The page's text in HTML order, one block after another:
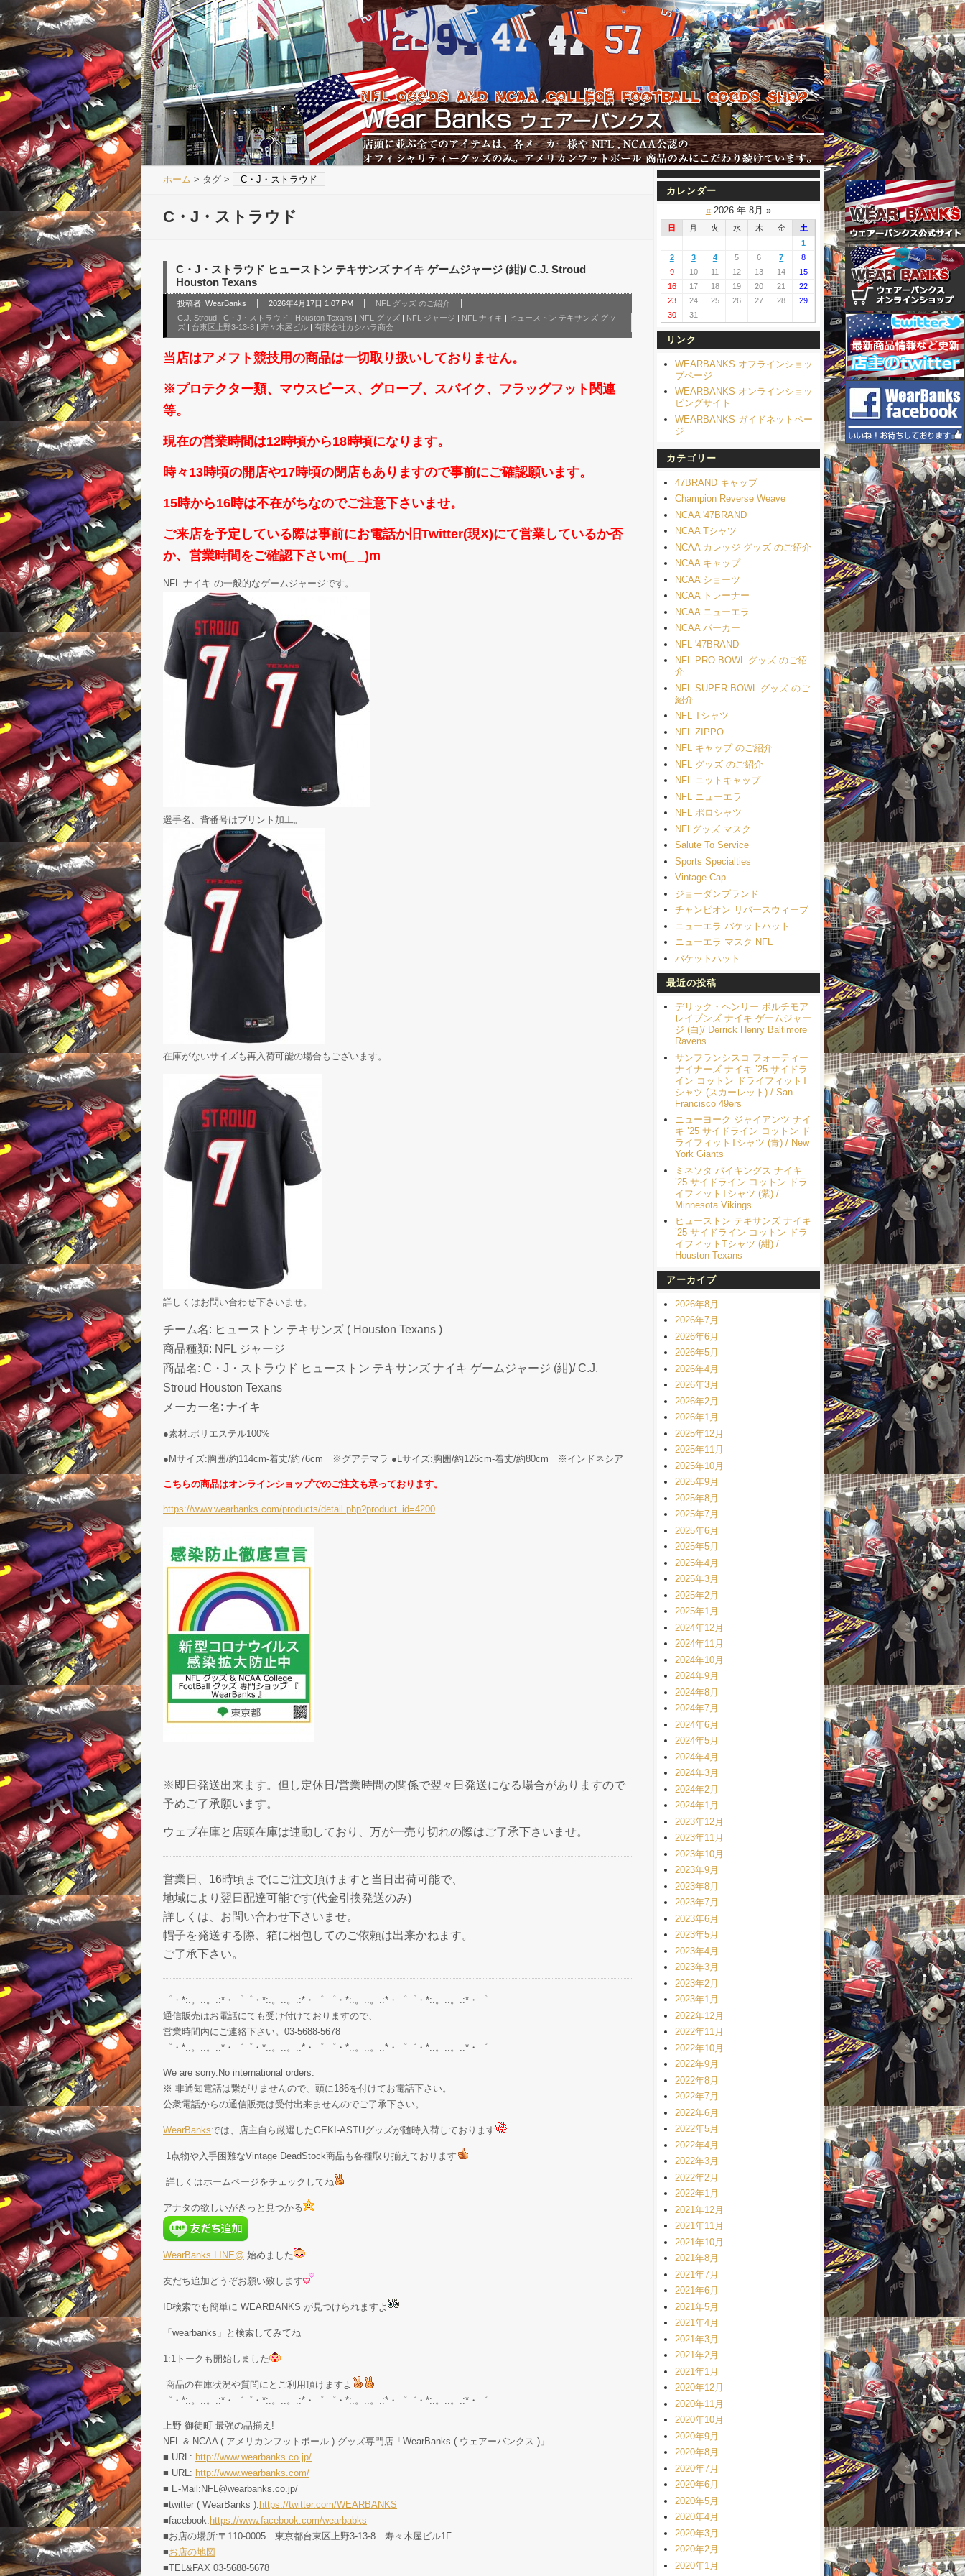
ホーム > タグ > C・J・ストラウド
C・J・ストラウド
C・J・ストラウド ヒューストン テキサンズ ナイキ ゲームジャージ (紺)/ C.J. Stroud
Houston Texans
投稿者: WearBanks 2026年4月17日 1:07 PM
NFL グッズ のご紹介
C.J. Stroud | C・J・ストラウド | Houston Texans | NFL グッズ | NFL ジャージ | NFL ナイキ | ヒューストン テキサンズ グッ
ズ | 台東区上野3-13-8 | 寿々木屋ビル | 有限会社カシハラ商会
当店はアメフト競技用の商品は一切取り扱いしておりません。
※プロテクター類、マウスピース、グローブ、スパイク、フラッグフット関連
等。
現在の営業時間は12時頃から18時頃になります。
時々13時頃の開店や17時頃の閉店もありますので事前にご確認願います。
15時から16時は不在がちなのでご注意下さいませ。
ご来店を予定している際は事前にお電話か旧Twitter(現X)にて営業しているか否
か、営業時間をご確認下さいm(_ _)m
NFL ナイキ の一般的なゲームジャージです。
選手名、背番号はプリント加工。
在庫がないサイズも再入荷可能の場合もございます。
詳しくはお問い合わせ下さいませ。
チーム名: ヒューストン テキサンズ ( Houston Texans )
商品種類: NFL ジャージ
商品名: C・J・ストラウド ヒューストン テキサンズ ナイキ ゲームジャージ (紺)/ C.J.
Stroud Houston Texans
メーカー名: ナイキ
●素材:ポリエステル100%
●Mサイズ:胸囲/約114cm-着丈/約76cm ※グアテマラ ●Lサイズ:胸囲/約126cm-着丈/約80cm ※インドネシア
こちらの商品はオンラインショップでのご注文も承っております。
https://www.wearbanks.com/products/detail.php?product_id=4200
※即日発送出来ます。但し定休日/営業時間の関係で翌々日発送になる場合がありますので
予めご了承願います。
ウェブ在庫と店頭在庫は連動しており、万が一売り切れの際はご了承下さいませ。
営業日、16時頃までにご注文頂けますと当日出荷可能で、
地域により翌日配達可能です(代金引換発送のみ)
詳しくは、お問い合わせ下さいませ。
帽子を発送する際、箱に梱包してのご依頼は出来かねます。
ご了承下さい。
゜・*:.。..。.:*・゜゜・*:.。..。.:*・゜ ゜・*:.。..。.:*・゜゜・*:.。..。.:*・゜
通信販売はお電話にても受け付けておりますので、
営業時間内にご連絡下さい。03-5688-5678
゜・*:.。..。.:*・゜゜・*:.。..。.:*・゜ ゜・*:.。..。.:*・゜゜・*:.。..。.:*・゜
We are sorry.No international orders.
※ 非通知電話は繋がりませんので、頭に186を付けてお電話下さい。
公衆電話からの通信販売は受付出来ませんのでご了承下さい。
WearBanksでは、店主自ら厳選したGEKI-ASTUグッズが随時入荷しております
1点物や入手困難なVintage DeadStock商品も各種取り揃えております
詳しくはホームページをチェックしてね
アナタの欲しいがきっと見つかる
WearBanks LINE@ 始めました
友だち追加どうぞお願い致します
ID検索でも簡単に WEARBANKS が見つけられますよ
「wearbanks」と検索してみてね
1:1トークも開始しました
商品の在庫状況や質問にとご利用頂けますよ
゜・*:.。..。.:*・゜゜・*:.。..。.:*・゜ ゜・*:.。..。.:*・゜゜・*:.。..。.:*・゜
上野 御徒町 最強の品揃え!
NFL & NCAA ( アメリカンフットボール ) グッズ専門店「WearBanks ( ウェアーバンクス )」
■ URL: http://www.wearbanks.co.jp/
■ URL: http://www.wearbanks.com/
■ E-Mail:NFL@wearbanks.co.jp/
■twitter ( WearBanks ): https://twitter.com/WEARBANKS
■facebook: https://www.facebook.com/wearbabks
■お店の場所:〒110-0005 東京都台東区上野3-13-8 寿々木屋ビル1F
■お店の地図
■TEL&FAX 03-5688-5678
カレンダー
«2026 年 8月 »
日 月 火 水 木 金
土
1
2
3 4 5 6 7
8
9
10 11 12 13 14
15
16
17 18 19 20 21
22
23
24 25 26 27 28
29
30
31
リンク
WEARBANKS オフラインショッ
プページ
WEARBANKS オンラインショッ
ピングサイト
WEARBANKS ガイドネットペー
ジ
カテゴリー
47BRAND キャップ
Champion Reverse Weave
NCAA '47BRAND
NCAA Tシャツ
NCAA カレッジ グッズ のご紹介
NCAA キャップ
NCAA ショーツ
NCAA トレーナー
NCAA ニューエラ
NCAA パーカー
NFL '47BRAND
NFL PRO BOWL グッズ のご紹
介
NFL SUPER BOWL グッズ のご
紹介
NFL Tシャツ
NFL ZIPPO
NFL キャップ のご紹介
NFL グッズ のご紹介
NFL ニットキャップ
NFL ニューエラ
NFL ポロシャツ
NFLグッズ マスク
Salute To Service
Sports Specialties
Vintage Cap
ジョーダンブランド
チャンピオン リバースウィーブ
ニューエラ バケットハット
ニューエラ マスク NFL
バケットハット
最近の投稿
デリック・ヘンリー ボルチモア
レイブンズ ナイキ ゲームジャー
ジ (白)/ Derrick Henry Baltimore
Ravens
サンフランシスコ フォーティー
ナイナーズ ナイキ ’25 サイドラ
イン コットン ドライフィットT
シャツ (スカーレット) / San
Francisco 49ers
ニューヨーク ジャイアンツ ナイ
キ ’25 サイドライン コットン ド
ライフィットTシャツ (青) / New
York Giants
ミネソタ バイキングス ナイキ
’25 サイドライン コットン ドラ
イフィットTシャツ (紫) /
Minnesota Vikings
ヒューストン テキサンズ ナイキ
’25 サイドライン コットン ドラ
イフィットTシャツ (紺) /
Houston Texans
アーカイブ
2026年8月
2026年7月
2026年6月
2026年5月
2026年4月
2026年3月
2026年2月
2026年1月
2025年12月
2025年11月
2025年10月
2025年9月
2025年8月
2025年7月
2025年6月
2025年5月
2025年4月
2025年3月
2025年2月
2025年1月
2024年12月
2024年11月
2024年10月
2024年9月
2024年8月
2024年7月
2024年6月
2024年5月
2024年4月
2024年3月
2024年2月
2024年1月
2023年12月
2023年11月
2023年10月
2023年9月
2023年8月
2023年7月
2023年6月
2023年5月
2023年4月
2023年3月
2023年2月
2023年1月
2022年12月
2022年11月
2022年10月
2022年9月
2022年8月
2022年7月
2022年6月
2022年5月
2022年4月
2022年3月
2022年2月
2022年1月
2021年12月
2021年11月
2021年10月
2021年8月
2021年7月
2021年6月
2021年5月
2021年4月
2021年3月
2021年2月
2021年1月
2020年12月
2020年11月
2020年10月
2020年9月
2020年8月
2020年7月
2020年6月
2020年5月
2020年4月
2020年3月
2020年2月
2020年1月